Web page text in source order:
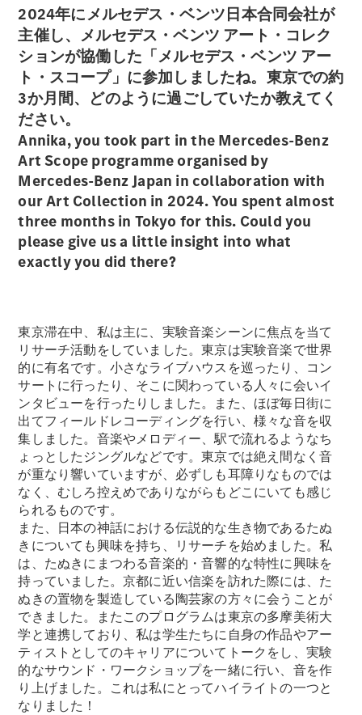
S-Class
Sedan
Long
New
Mercedes-
Maybach
S-Class
New
試乗リクエ
スト
オンライン
ショールー
ム
SUV
All SUV
EQA
電気
EQE
SUV
電気
EQS
SUV
電気
Mercedes-
Maybach
EQS SUV
電気
GLA
GLB
GLC
GLC Coupé
GLE
GLE Coupé
GLS
Mercedes-
Maybach
GLS
G-
Class
電気
G-Class
2024年にメルセデス・ベンツ日本合同会社が
主催し、メルセデス・ベンツ アート・コレク
ションが協働した「メルセデス・ベンツ アー
ト・スコープ」に参加しましたね。東京での約
3か月間、どのように過ごしていたか教えてく
ださい。
Annika, you took part in the Mercedes-Benz
Art Scope programme organised by
Mercedes-Benz Japan in collaboration with
our Art Collection in 2024. You spent almost
three months in Tokyo for this. Could you
please give us a little insight into what
exactly you did there?
東京滞在中、私は主に、実験音楽シーンに焦点を当て
リサーチ活動をしていました。東京は実験音楽で世界
的に有名です。小さなライブハウスを巡ったり、コン
サートに行ったり、そこに関わっている人々に会いイ
ンタビューを行ったりしました。また、ほぼ毎日街に
出てフィールドレコーディングを行い、様々な音を収
集しました。音楽やメロディー、駅で流れるようなち
ょっとしたジングルなどです。東京では絶え間なく音
が重なり響いていますが、必ずしも耳障りなものでは
なく、むしろ控えめでありながらもどこにいても感じ
られるものです。
また、日本の神話における伝説的な生き物であるたぬ
きについても興味を持ち、リサーチを始めました。私
は、たぬきにまつわる音楽的・音響的な特性に興味を
持っていました。京都に近い信楽を訪れた際には、た
ぬきの置物を製造している陶芸家の方々に会うことが
できました。またこのプログラムは東京の多摩美術大
学と連携しており、私は学生たちに自身の作品やアー
ティストとしてのキャリアについてトークをし、実験
的なサウンド・ワークショップを一緒に行い、音を作
り上げました。これは私にとってハイライトの一つと
なりました！